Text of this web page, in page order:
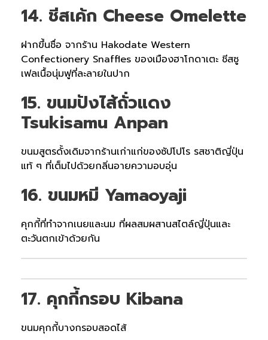
14. ชีสเค้ก Cheese Omelette
ฝากขึ้นชื่อ จากร้าน Hakodate Western
Confectionery Snaffles ของเมืองฮาโกดาเตะ ชีสซู
เฟลเนื้อนุ่มฟูที่ละลายในปาก
15. ขนมปังไส้ถั่วแดง
Tsukisamu Anpan
ขนมสูตรดั้งเดิมจากร้านเก่าแก่ของซัปโปโร รสชาติญี่ปุ่น
แท้ ๆ ที่เต็มไปด้วยกลิ่นอายความอบอุ่น
16. ขนมหมี Yamaoyaji
คุกกี้ที่ทำจากเนยและนม ที่ผลสมผสานสไตล์ญี่ปุ่นและ
ตะวันตกเข้าด้วยกัน
17. คุกกี้กรอบ Kibana
ขนมคุกกี้บางกรอบสอดไส้